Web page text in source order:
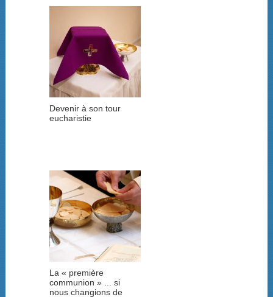
Devenir à son tour
eucharistie
La « première
communion » ... si
nous changions de